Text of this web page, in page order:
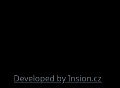
Developed by Insion.cz